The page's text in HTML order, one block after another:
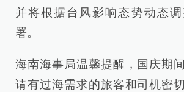
并将根据台风影响态势动态
署。
海南海事局温馨提醒，国庆期
请有过海需求的旅客和司机密